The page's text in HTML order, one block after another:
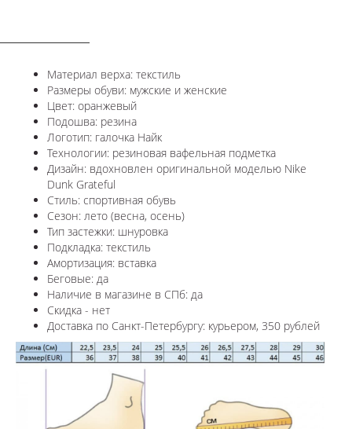
Материал верха: текстиль
Размеры обуви: мужские и женские
Цвет: оранжевый
Подошва: резина
Логотип: галочка Найк
Технологии: резиновая вафельная подметка
Дизайн: вдохновлен оригинальной моделью Nike
Dunk Grateful
Стиль: спортивная обувь
Сезон: лето (весна, осень)
Тип застежки: шнуровка
Подкладка: текстиль
Амортизация: вставка
Беговые: да
Наличие в магазине в СПб: да
Скидка - нет
Доставка по Санкт-Петербургу: курьером, 350 рублей